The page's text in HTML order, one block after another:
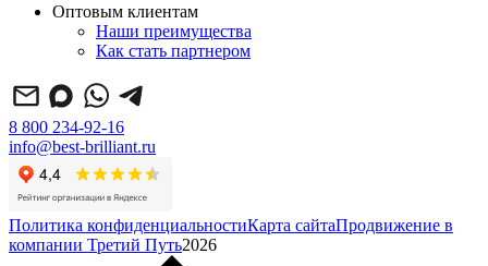
Оптовым клиентам
Наши преимущества
Как стать партнером
8 800 234-92-16
info@best-brilliant.ru
Политика конфиденциальностиКарта сайтаПродвижение в
компании Третий Путь2026